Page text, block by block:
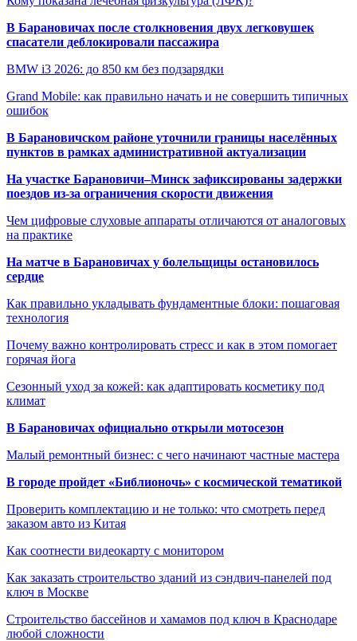
В Барановичах после столкновения двух легковушек
спасатели деблокировали пассажира
BMW i3 2026: до 850 км без подзарядки
Grand Mobile: как правильно начать и не совершить типичных
ошибок
В Барановичском районе уточнили границы населённых
пунктов в рамках административной актуализации
На участке Барановичи–Минск зафиксированы задержки
поездов из-за ограничения скорости движения
Чем цифровые слуховые аппараты отличаются от аналоговых
на практике
На матче в Барановичах у болельщицы остановилось
сердце
Как правильно укладывать фундаментные блоки: пошаговая
технология
Почему важно контролировать стресс и как в этом помогает
горячая йога
Сезонный уход за кожей: как адаптировать косметику под
климат
В Барановичах официально открыли мотосезон
Малый ремонтный бизнес: с чего начинают частные мастера
В городе пройдет «Библионочь» с космической тематикой
Проверить комплектацию и не только: что смотреть перед
заказом авто из Китая
Как соотнести видеокарту с монитором
Как заказать строительство зданий из сэндвич-панелей под
ключ в Москве
Строительство бассейнов и хамамов под ключ в Краснодаре
любой сложности